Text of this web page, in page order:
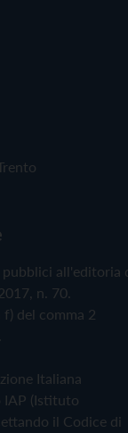
all'editoria
n. 70.
f) del comma 2
Italiana
IAP (Istituto
il Codice di